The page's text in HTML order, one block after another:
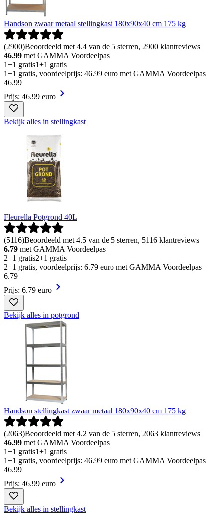
Handson zwaar metaal stellingkast 180x90x40 cm 175 kg
(2900)Beoordeeld met 4.4 van de 5 sterren, 2900 klantreviews
46.99 met GAMMA Voordeelpas
1+1 gratis1+1 gratis
1+1 gratis, voordeelprijs: 46.99 euro met GAMMA Voordeelpas
46.99
Prijs: 46.99 euro
Bekijk alles in stellingkast
Fleurella Potgrond 40L
(5116)Beoordeeld met 4.5 van de 5 sterren, 5116 klantreviews
6.79 met GAMMA Voordeelpas
2+1 gratis2+1 gratis
2+1 gratis, voordeelprijs: 6.79 euro met GAMMA Voordeelpas
6.79
Prijs: 6.79 euro
Bekijk alles in potgrond
Handson stellingkast zwaar metaal 180x90x40 cm 175 kg
(2063)Beoordeeld met 4.2 van de 5 sterren, 2063 klantreviews
46.99 met GAMMA Voordeelpas
1+1 gratis1+1 gratis
1+1 gratis, voordeelprijs: 46.99 euro met GAMMA Voordeelpas
46.99
Prijs: 46.99 euro
Bekijk alles in stellingkast